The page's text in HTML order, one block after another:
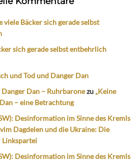
viele Bäcker sich gerade selbst
sich gerade selbst entbehrlich
und Tod und Danger Dan
Dan – Ruhrbaronezu „Keine
– eine Betrachtung
Desinformation im Sinne des Kremls
Dagdelen und die Ukraine: Die
Linkspartei
Desinformation im Sinne des Kremls